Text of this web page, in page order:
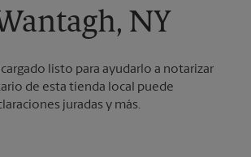
Sin Recolección
6:00 PM
6:00 PM
NY
listo para ayudarlo a notarizar
de esta tienda local puede
juradas y más.